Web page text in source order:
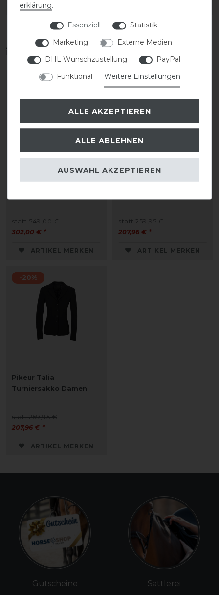
ARTIKEL MERKEN
Diese Produkte könnten dich auch
interessieren
Equiline Efilez
statt 549,00 €
302,00 € *
ARTIKEL MERKEN
Pikeur Talia
statt 259,95 €
207,96 € *
ARTIKEL MERKEN
-20%
Pikeur Talia
Turniersakko Damen
statt 259,95 €
207,96 € *
ARTIKEL MERKEN
Gutscheine Sattlerei
erklärung.
Essenziell
Statistik
Marketing
Externe Medien
DHL Wunschzustellung
PayPal
Funktional
Weitere Einstellungen
ALLE AKZEPTIEREN
ALLE ABLEHNEN
AUSWAHL AKZEPTIEREN